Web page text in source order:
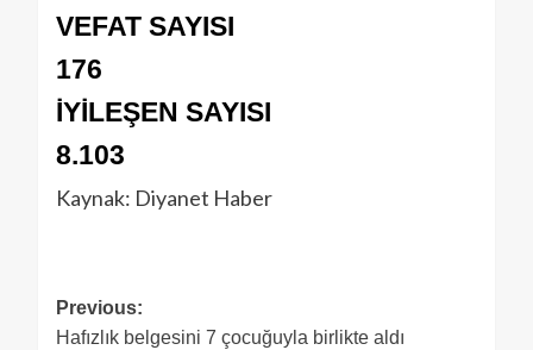
VEFAT SAYISI
176
İYİLEŞEN SAYISI
8.103
Kaynak: Diyanet Haber
Previous:
Hafızlık belgesini 7 çocuğuyla birlikte aldı